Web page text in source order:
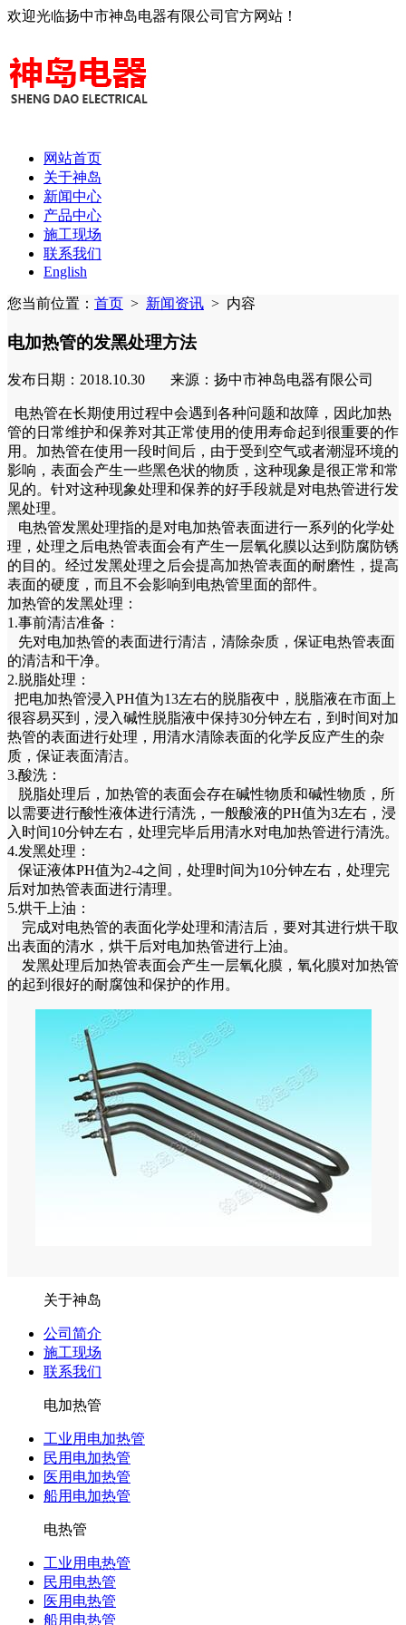
欢迎光临扬中市神岛电器有限公司官方网站！
网站首页
关于神岛
新闻中心
产品中心
施工现场
联系我们
English
您当前位置： 首页 > 新闻资讯 > 内容
电加热管的发黑处理方法
发布日期：2018.10.30 来源：扬中市神岛电器有限公司
电热管在长期使用过程中会遇到各种问题和故障，因此加热
管的日常维护和保养对其正常使用的使用寿命起到很重要的作
用。加热管在使用一段时间后，由于受到空气或者潮湿环境的
影响，表面会产生一些黑色状的物质，这种现象是很正常和常
见的。针对这种现象处理和保养的好手段就是对电热管进行发
黑处理。
电热管发黑处理指的是对电加热管表面进行一系列的化学处
理，处理之后电热管表面会有产生一层氧化膜以达到防腐防锈
的目的。经过发黑处理之后会提高加热管表面的耐磨性，提高
表面的硬度，而且不会影响到电热管里面的部件。
加热管的发黑处理：
1.事前清洁准备：
先对电加热管的表面进行清洁，清除杂质，保证电热管表面
的清洁和干净。
2.脱脂处理：
把电加热管浸入PH值为13左右的脱脂夜中，脱脂液在市面上
很容易买到，浸入碱性脱脂液中保持30分钟左右，到时间对加
热管的表面进行处理，用清水清除表面的化学反应产生的杂
质，保证表面清洁。
3.酸洗：
脱脂处理后，加热管的表面会存在碱性物质和碱性物质，所
以需要进行酸性液体进行清洗，一般酸液的PH值为3左右，浸
入时间10分钟左右，处理完毕后用清水对电加热管进行清洗。
4.发黑处理：
保证液体PH值为2-4之间，处理时间为10分钟左右，处理完
后对加热管表面进行清理。
5.烘干上油：
完成对电热管的表面化学处理和清洁后，要对其进行烘干取
出表面的清水，烘干后对电加热管进行上油。
发黑处理后加热管表面会产生一层氧化膜，氧化膜对加热管
的起到很好的耐腐蚀和保护的作用。
关于神岛
公司简介
施工现场
联系我们
电加热管
工业用电加热管
民用电加热管
医用电加热管
船用电加热管
电热管
工业用电热管
民用电热管
医用电热管
船用电热管